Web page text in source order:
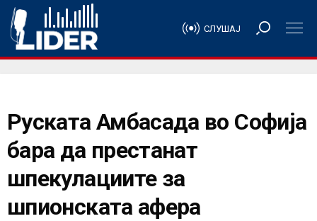
СЛУШАЈ
Руската Амбасада во Софија
бара да престанат
шпекулациите за
шпионската афера